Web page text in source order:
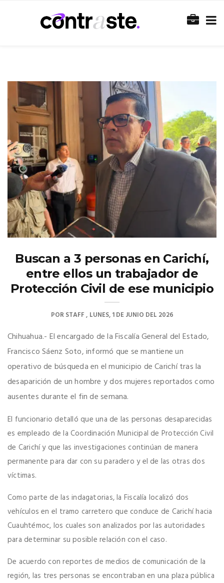
Buscan a 3 personas en Carichí,
entre ellos un trabajador de
Protección Civil de ese municipio
PORSTAFF LUNES, 1 DE JUNIO DEL 2026
Chihuahua.- El encargado de la Fiscalía General del Estado,
Francisco Sáenz Soto, informó que se mantiene un
operativo de búsqueda en el municipio de Carichí tras la
desaparición de un hombre y dos mujeres reportados como
ausentes durante el fin de semana.
El funcionario detalló que una de las personas desaparecidas
es empleado de la Coordinación Municipal de Protección Civil
de Carichí y que las investigaciones continúan de manera
permanente para dar con su paradero y el de las otras dos
víctimas.
Como parte de las indagatorias, la Fiscalía localizó dos
vehículos en el tramo carretero que conduce de Carichí hacia
Cuauhtémoc, los cuales son analizados por las autoridades
para determinar su posible relación con el caso.
De acuerdo con reportes de medios de comunicación de la
región, las tres personas se encontraban en una plaza pública